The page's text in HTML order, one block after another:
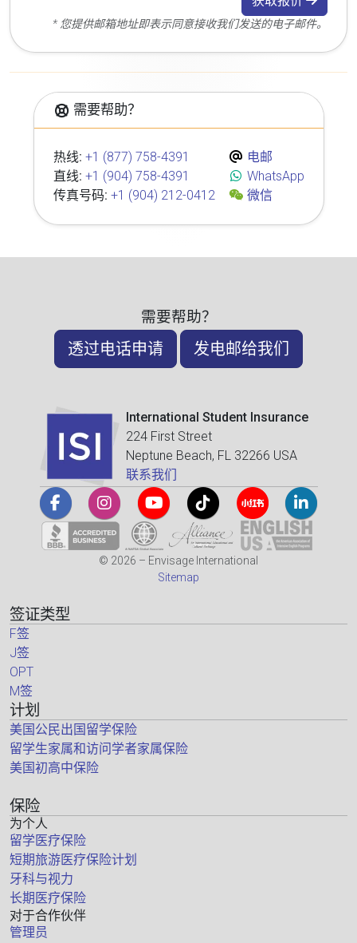
* 您提供邮箱地址即表示同意接收我们发送的电子邮件。
需要帮助？
热线: +1 (877) 758-4391
直线: +1 (904) 758-4391
传真号码: +1 (904) 212-0412
电邮
WhatsApp
微信
需要帮助？
透过电话申请 发电邮给我们
International Student Insurance
224 First Street
Neptune Beach, FL 32266 USA
联系我们
© 2026 – Envisage International
Sitemap
签证类型
F签
J签
OPT
M签
计划
美国公民出国留学保险
留学生家属和访问学者家属保险
美国初高中保险
保险
为个人
留学医疗保险
短期旅游医疗保险计划
牙科与视力
长期医疗保险
对于合作伙伴
管理员